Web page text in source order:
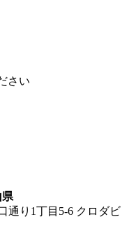
さい
県
通り1丁目5-6 クロダビ